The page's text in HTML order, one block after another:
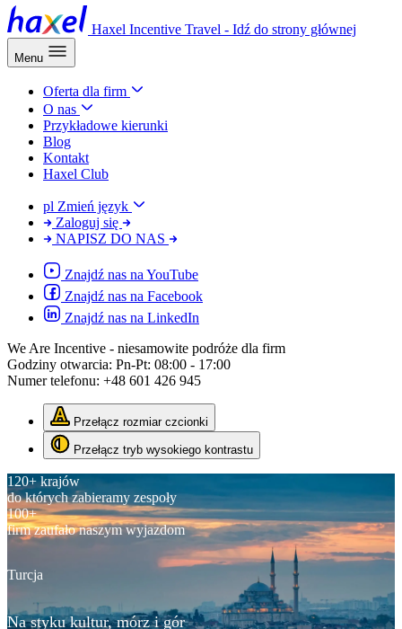
Haxel Incentive Travel - Idź do strony głównej
Menu
Oferta dla firm
O nas
Przykładowe kierunki
Blog
Kontakt
Haxel Club
pl Zmień język
Zaloguj się
NAPISZ DO NAS
Znajdź nas na YouTube
Znajdź nas na Facebook
Znajdź nas na LinkedIn
We Are Incentive - niesamowite podróże dla firm
Godziny otwarcia: Pn-Pt: 08:00 - 17:00
Numer telefonu: +48 601 426 945
Przełącz rozmiar czcionki
Przełącz tryb wysokiego kontrastu
120+ krajów
do których zabieramy zespoły
100+
firm zaufało naszym wyjazdom
Turcja
Na styku kultur, mórz i gór